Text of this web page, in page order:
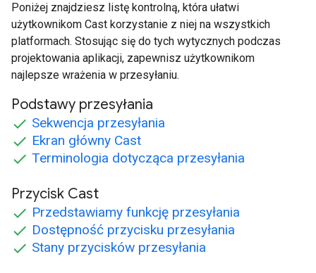
Poniżej znajdziesz listę kontrolną, która ułatwi
użytkownikom Cast korzystanie z niej na wszystkich
platformach. Stosując się do tych wytycznych podczas
projektowania aplikacji, zapewnisz użytkownikom
najlepsze wrażenia w przesyłaniu.
Podstawy przesyłania
Sekwencja przesyłania
Ekran główny Cast
Terminologia dotycząca przesyłania
Przycisk Cast
Przedstawiamy funkcję przesyłania
Dostępność przycisku przesyłania
Stany przycisków przesyłania